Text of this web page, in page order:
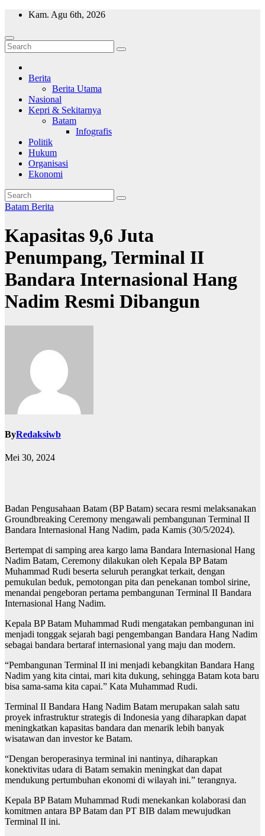
Skip
content
Kam. Agu 6th, 2026
Wajah Batam
CCTV nya kota Batam
Berita
Berita Utama
Nasional
Kepri & Sekitarnya
Batam
Infografis
Politik
Hukum
Organisasi
Ekonomi
Batam Berita
Kapasitas 9,6 Juta
Penumpang, Terminal II
Bandara Internasional Hang
Nadim Resmi Dibangun
ByRedaksiwb
Mei 30, 2024
Badan Pengusahaan Batam (BP Batam) secara resmi melaksanakan
Groundbreaking Ceremony mengawali pembangunan Terminal II
Bandara Internasional Hang Nadim, pada Kamis (30/5/2024).
Bertempat di samping area kargo lama Bandara Internasional Hang
Nadim Batam, Ceremony dilakukan oleh Kepala BP Batam
Muhammad Rudi beserta seluruh perangkat terkait, dengan
pemukulan beduk, pemotongan pita dan penekanan tombol sirine,
menandai pengeboran pertama pembangunan Terminal II Bandara
Internasional Hang Nadim.
Kepala BP Batam Muhammad Rudi mengatakan pembangunan ini
menjadi tonggak sejarah bagi pengembangan Bandara Hang Nadim
sebagai bandara bertaraf internasional yang maju dan modern.
“Pembangunan Terminal II ini menjadi kebangkitan Bandara Hang
Nadim yang kita cintai, mari kita dukung, sehingga Batam kota baru
bisa sama-sama kita capai.” Kata Muhammad Rudi.
Terminal II Bandara Hang Nadim Batam merupakan salah satu
proyek infrastruktur strategis di Indonesia yang diharapkan dapat
meningkatkan kapasitas bandara dan menarik lebih banyak
wisatawan dan investor ke Batam.
“Dengan beroperasinya terminal ini nantinya, diharapkan
konektivitas udara di Batam semakin meningkat dan dapat
mendukung pertumbuhan ekonomi di wilayah ini.” terangnya.
Kepala BP Batam Muhammad Rudi menekankan kolaborasi dan
komitmen antara BP Batam dan PT BIB dalam mewujudkan
Terminal II ini.